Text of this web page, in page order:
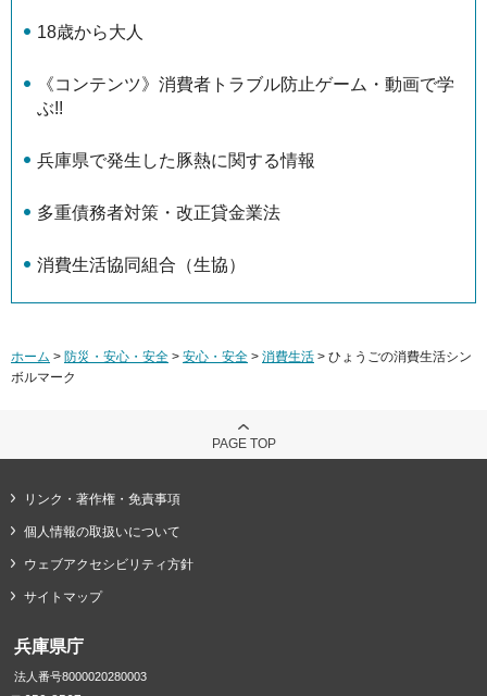
18歳から大人
《コンテンツ》消費者トラブル防止ゲーム・動画で学
ぶ!!
兵庫県で発生した豚熱に関する情報
多重債務者対策・改正貸金業法
消費生活協同組合（生協）
ホーム > 防災・安心・安全 > 安心・安全 > 消費生活 > ひょうごの消費生活シン
ボルマーク
PAGE TOP
リンク・著作権・免責事項
個人情報の取扱いについて
ウェブアクセシビリティ方針
サイトマップ
兵庫県庁
法人番号8000020280003